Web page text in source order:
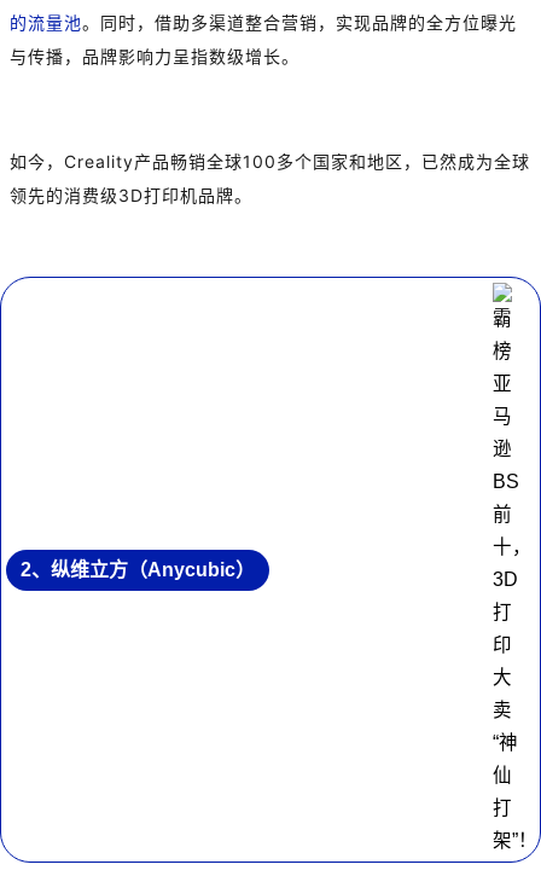
的流量池。同时，借助多渠道整合营销，实现品牌的全方位曝光
与传播，品牌影响力呈指数级增长。
如今，Creality产品畅销全球100多个国家和地区，已然成为全球
领先的消费级3D打印机品牌。
2、纵维立方（Anycubic）